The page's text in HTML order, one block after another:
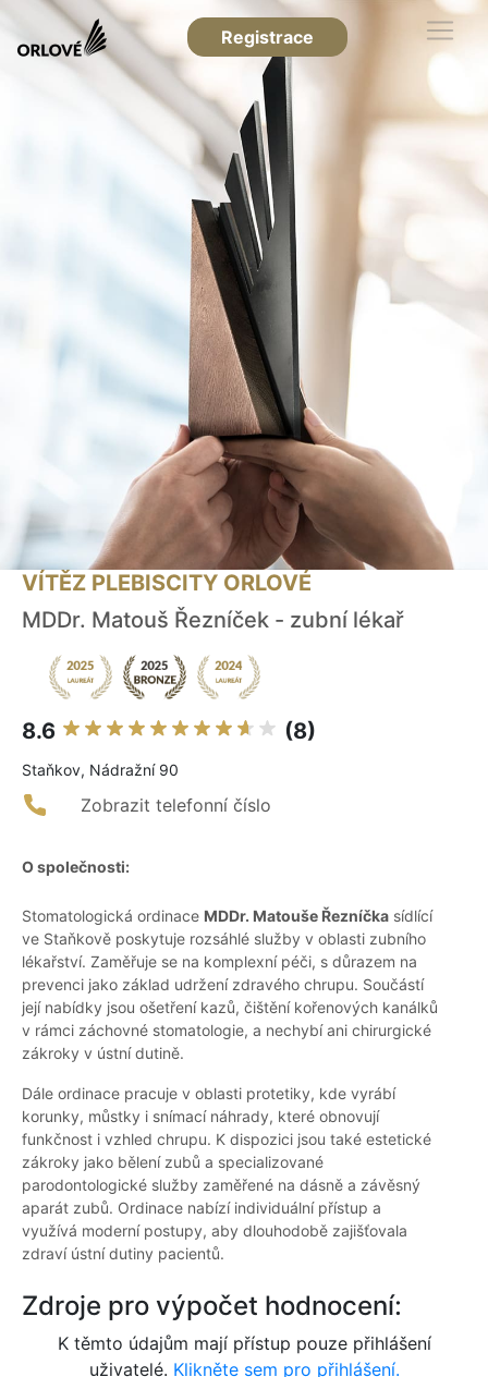
Registrace
VÍTĚZ PLEBISCITY ORLOVÉ
MDDr. Matouš Řezníček - zubní lékař
8.6 (8)
Staňkov, Nádražní 90
Zobrazit telefonní číslo
O společnosti:
Stomatologická ordinace MDDr. Matouše Řezníčka sídlící
ve Staňkově poskytuje rozsáhlé služby v oblasti zubního
lékařství. Zaměřuje se na komplexní péči, s důrazem na
prevenci jako základ udržení zdravého chrupu. Součástí
její nabídky jsou ošetření kazů, čištění kořenových kanálků
v rámci záchovné stomatologie, a nechybí ani chirurgické
zákroky v ústní dutině.
Dále ordinace pracuje v oblasti protetiky, kde vyrábí
korunky, můstky i snímací náhrady, které obnovují
funkčnost i vzhled chrupu. K dispozici jsou také estetické
zákroky jako bělení zubů a specializované
parodontologické služby zaměřené na dásně a závěsný
aparát zubů. Ordinace nabízí individuální přístup a
využívá moderní postupy, aby dlouhodobě zajišťovala
zdraví ústní dutiny pacientů.
Zdroje pro výpočet hodnocení:
K těmto údajům mají přístup pouze přihlášení
uživatelé. Klikněte sem pro přihlášení.